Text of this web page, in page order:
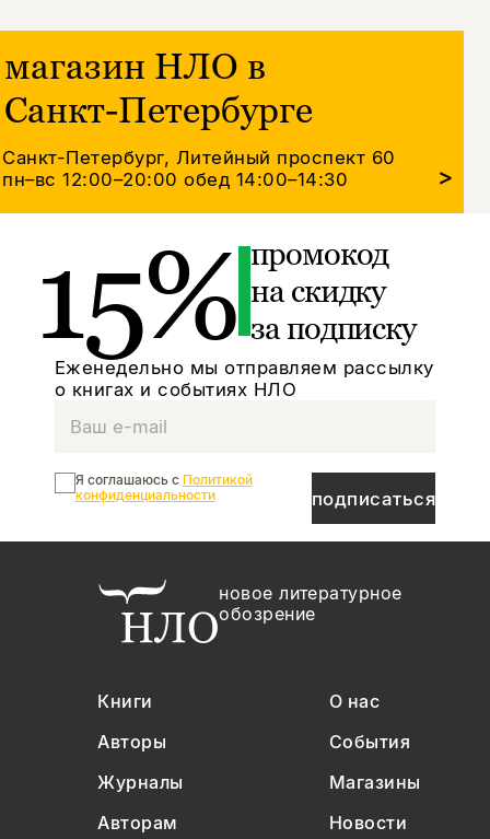
магазин НЛО в
Санкт-Петербурге
Санкт-Петербург, Литейный проспект 60
пн–вс 12:00–20:00обед 14:00–14:30 >
15% промокод
на скидку
за подписку
Еженедельно мы отправляем рассылку
о книгах и событиях НЛО
подписаться
Я соглашаюсь с Политикой
конфиденциальности
новое литературное
обозрение
Книги
О нас
Авторы
События
Журналы
Магазины
Авторам
Новости